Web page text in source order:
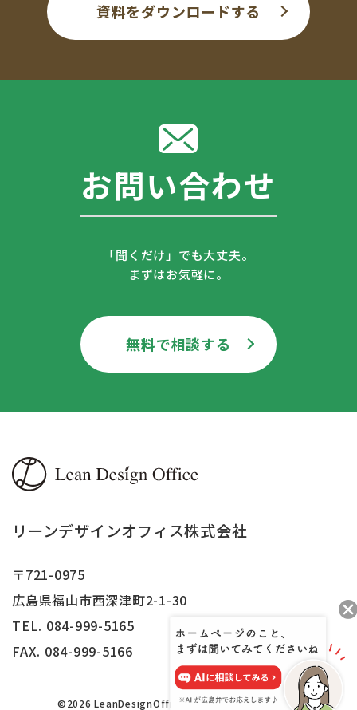
資料をダウンロードする
お問い合わせ
「聞くだけ」でも大丈夫。
まずはお気軽に。
無料で相談する
リーンデザインオフィス株式会社
〒721-0975
広島県福山市西深津町2-1-30
TEL. 084-999-5165
FAX. 084-999-5166
©2026 LeanDesignOffice,Inc.All right reserved.